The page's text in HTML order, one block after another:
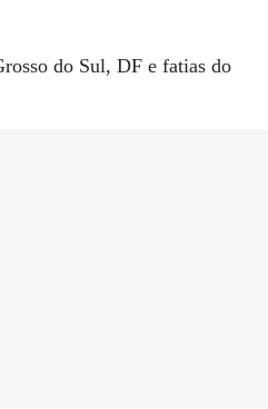
do Sul, DF e fatias do